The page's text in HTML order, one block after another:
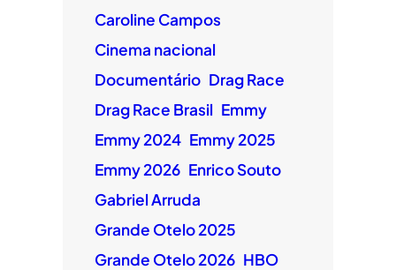
Caroline Campos
Cinema nacional
Documentário Drag Race
Drag Race Brasil Emmy
Emmy 2024 Emmy 2025
Emmy 2026 Enrico Souto
Gabriel Arruda
Grande Otelo 2025
Grande Otelo 2026 HBO